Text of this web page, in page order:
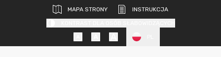
MAPA STRONY
INSTRUKCJA